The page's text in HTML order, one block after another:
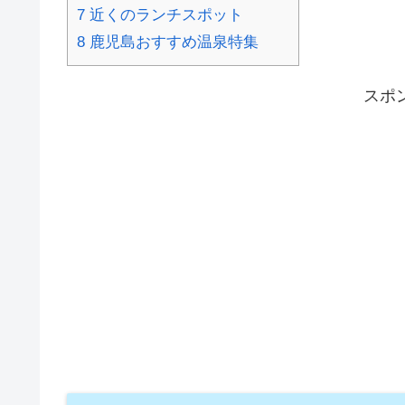
7 近くのランチスポット
8 鹿児島おすすめ温泉特集
スポ